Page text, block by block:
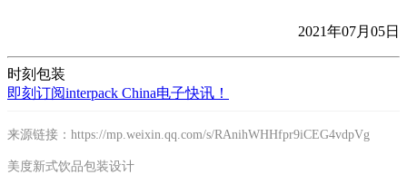
2021年07月05日
时刻包装
即刻订阅interpack China电子快讯！
来源链接：https://mp.weixin.qq.com/s/RAnihWHHfpr9iCEG4vdpVg
美度新式饮品包装设计